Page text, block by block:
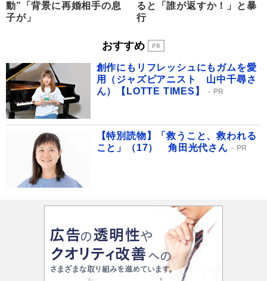
動”「背景に再婚相手の息
子が」
ると「誰が返すか！」と暴
行
おすすめ
創作にもリフレッシュにもガムを愛
用（ジャズピアニスト 山中千尋さ
ん）【LOTTE TIMES】
PR
【特別読物】「救うこと、救われる
こと」（17） 角田光代さん
PR